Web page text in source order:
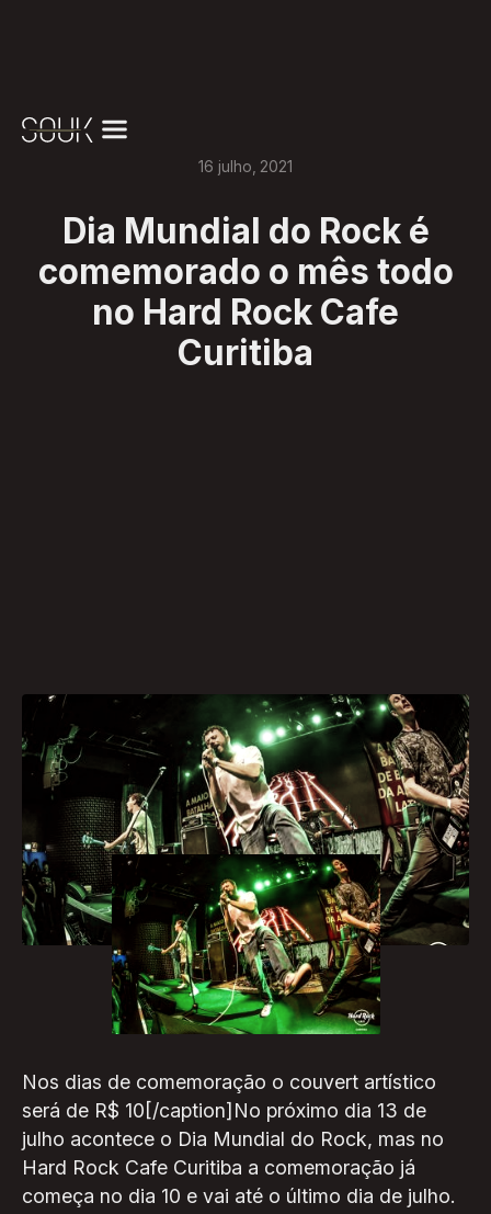
16 julho 2021
Dia Mundial do Rock é
comemorado o mês todo
no Hard Rock Cafe
Curitiba
[caption id="attachment_921" align="aligncenter"
width="300"]
Nos dias de comemoração o couvert artístico
será de R$ 10[/caption]No próximo dia 13 de
julho acontece o Dia Mundial do Rock, mas no
Hard Rock Cafe Curitiba a comemoração já
começa no dia 10 e vai até o último dia de julho.